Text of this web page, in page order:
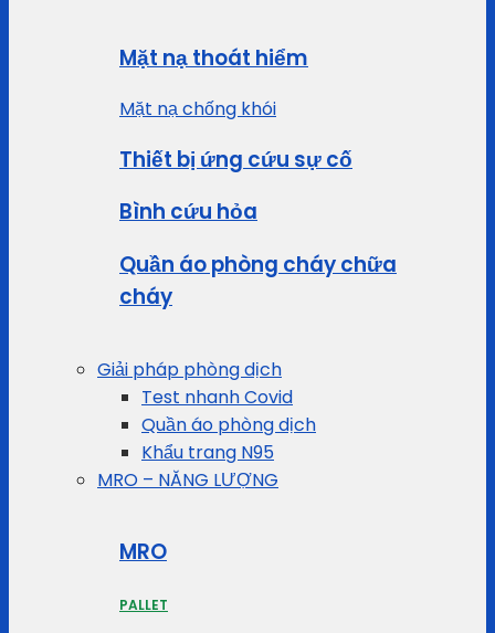
Mặt nạ thoát hiểm
Mặt nạ chống khói
Thiết bị ứng cứu sự cố
Bình cứu hỏa
Quần áo phòng cháy chữa
cháy
Giải pháp phòng dịch
Test nhanh Covid
Quần áo phòng dịch
Khẩu trang N95
MRO – NĂNG LƯỢNG
MRO
PALLET